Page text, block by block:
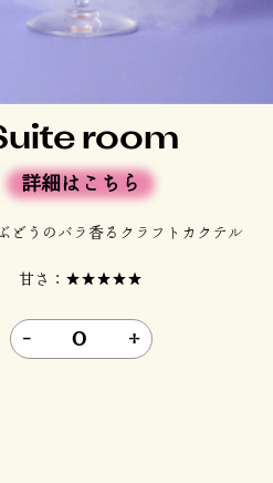
room
詳細はこちら
どうのバラ香るクラフトカクテル
甘さ：★★★★★
- 0 +